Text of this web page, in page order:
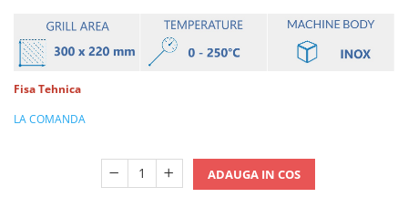
Fisa Tehnica
LA COMANDA
ADAUGA IN COS